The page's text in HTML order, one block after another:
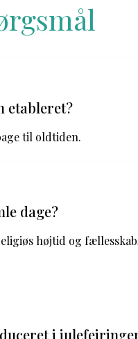
etableret?
til oldtiden.
dage?
højtid og
i